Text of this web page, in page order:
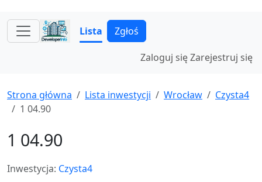
Lista Zgłoś
Zaloguj sięZarejestruj się
Strona główna Lista inwestycji Wrocław
Czysta4
1 04.90
1 04.90
Inwestycja: Czysta4